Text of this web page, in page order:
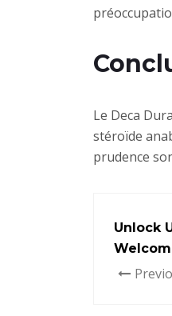
Le Deca
stéroïde
prudence
Unlock